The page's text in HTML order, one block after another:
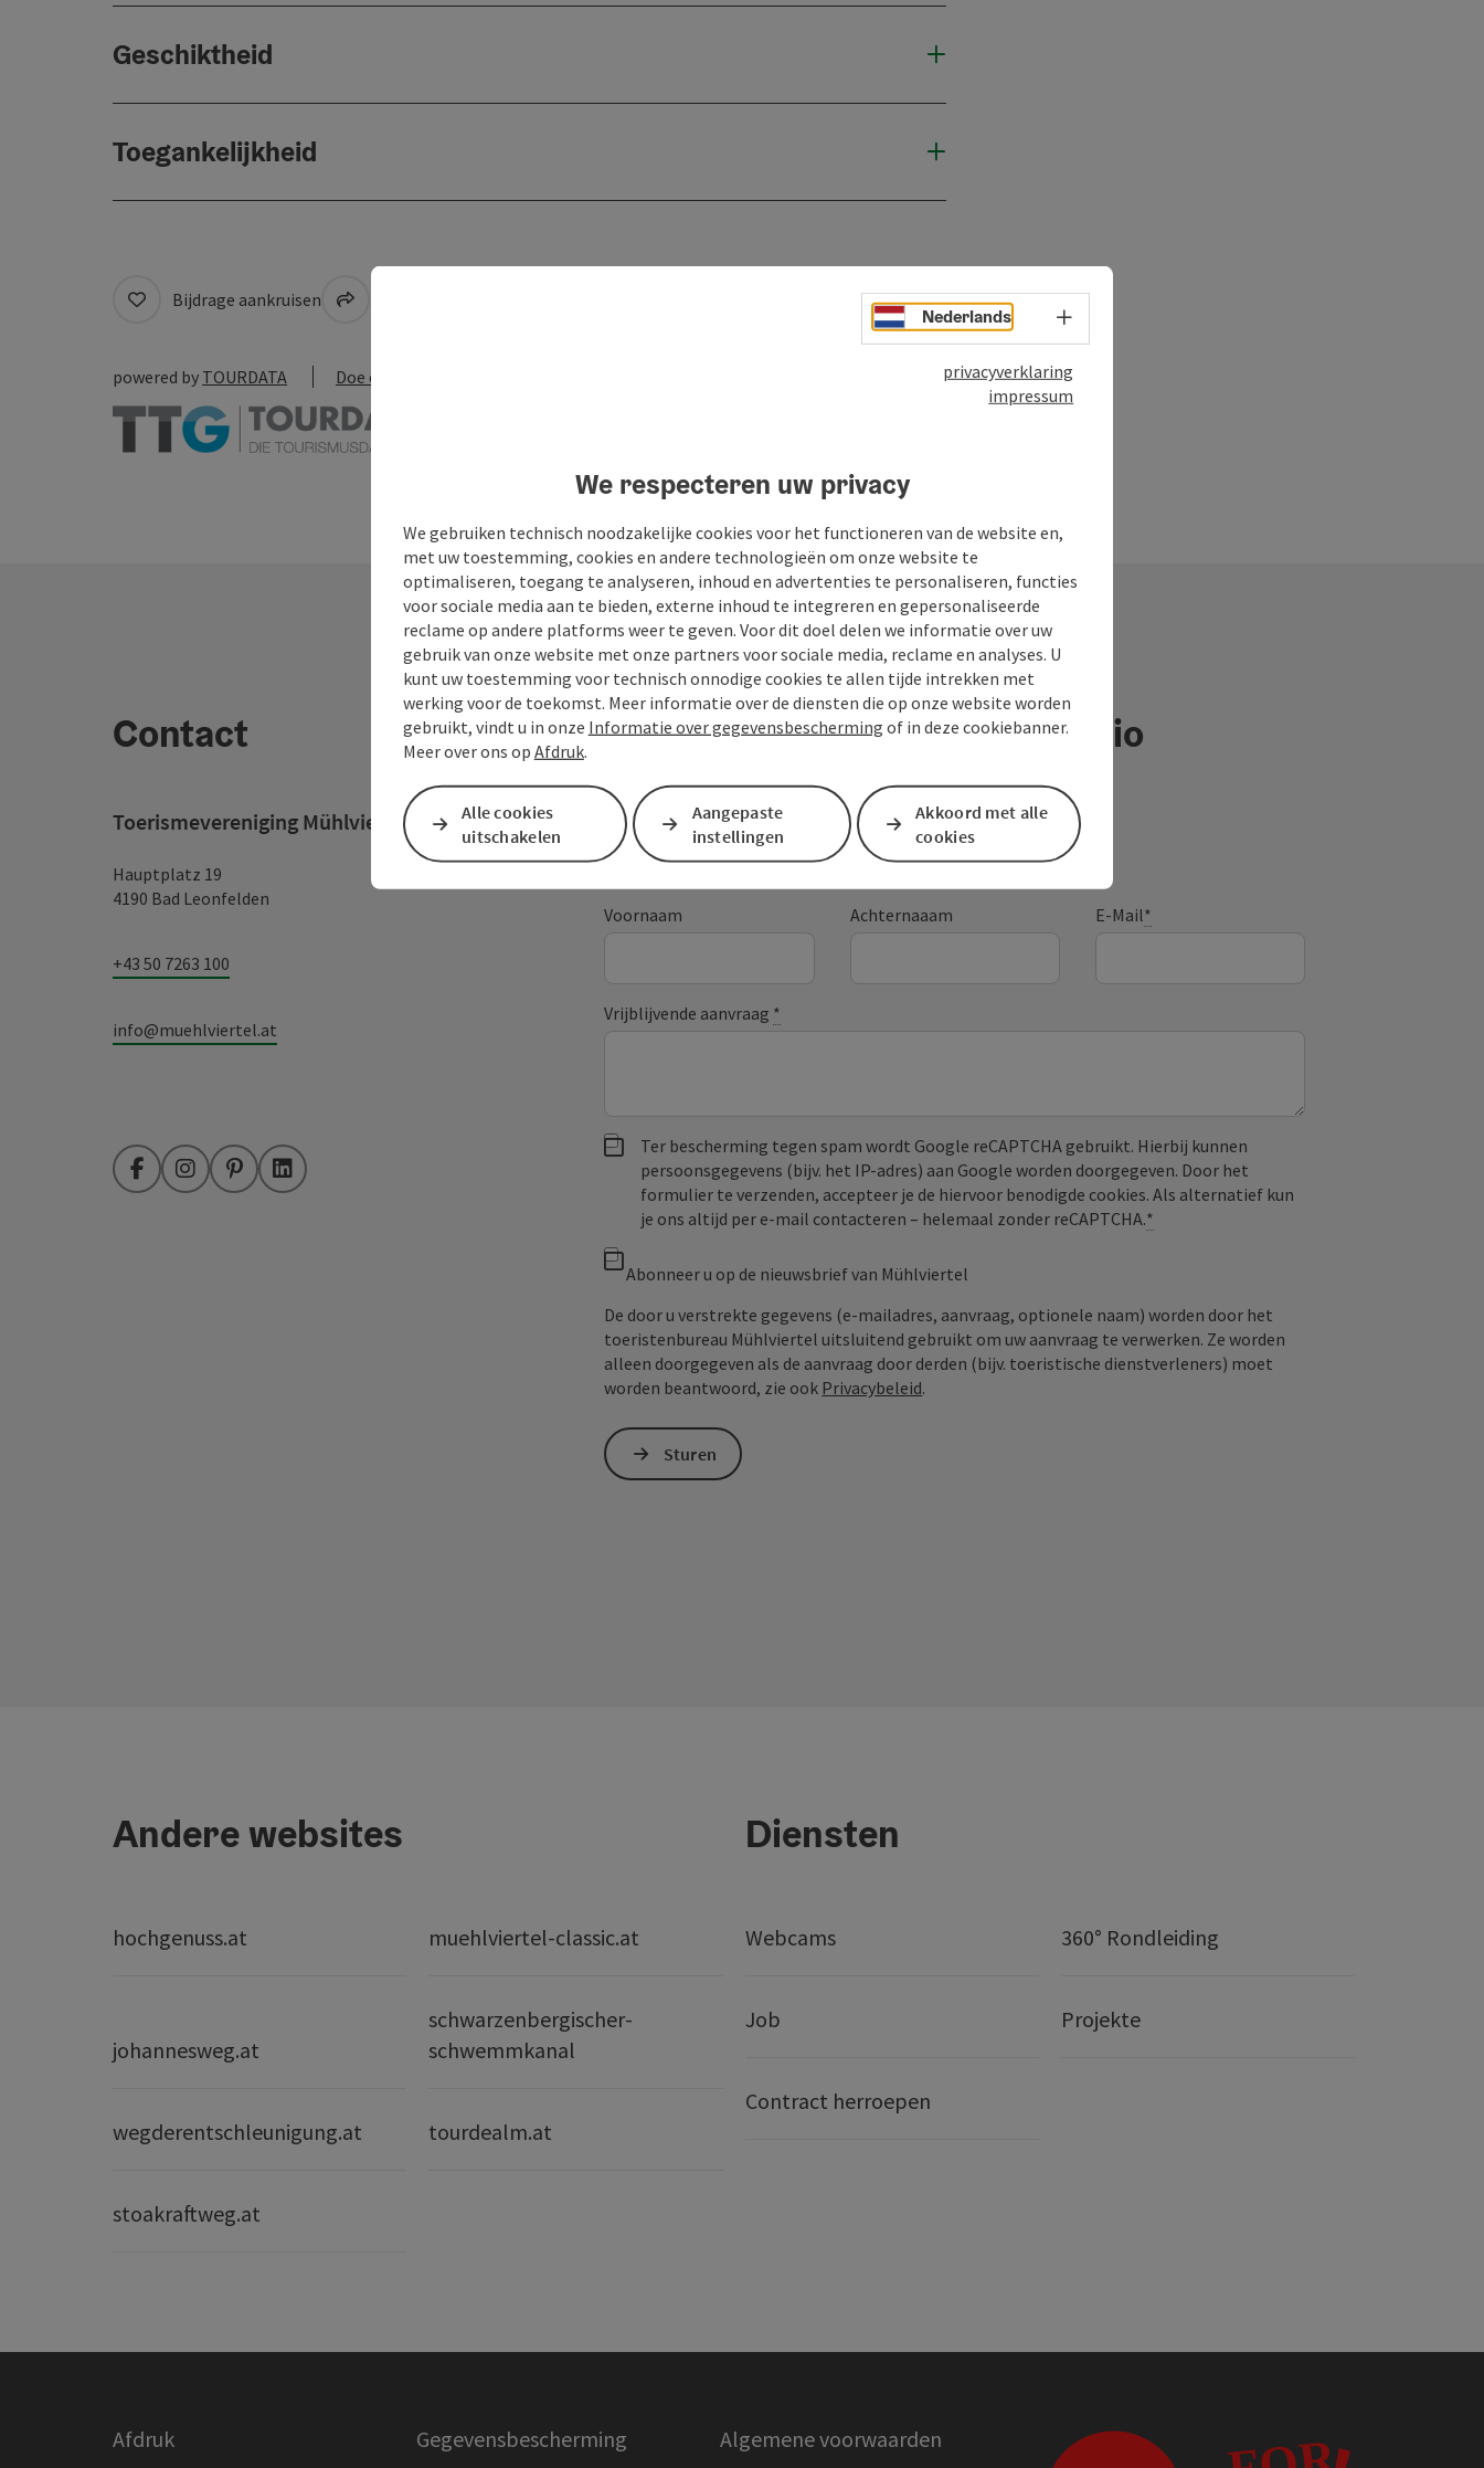
Geschiktheid
Toegankelijkheid
Bijdrage aankruisen In de buurt
powered by TOURDATA Doe een suggestie
Contact
Toerismevereniging Mühlviertel
Hauptplatz 19
4190 Bad Leonfelden
+43 50 7263 100
info@muehlviertel.at
FacebookInstagramPinterestLinkedIn
Je bericht aan de vakantieregio
Mühlviertel
Velden met*zijn verplicht
Voornaam Achternaaam E-Mail*
Vrijblijvende aanvraag *
Ter bescherming tegen spam wordt Google reCAPTCHA gebruikt. Hierbij kunnen
persoonsgegevens (bijv. het IP-adres) aan Google worden doorgegeven. Door het
formulier te verzenden, accepteer je de hiervoor benodigde cookies. Als alternatief kun
je ons altijd per e‑mail contacteren – helemaal zonder reCAPTCHA.*
Abonneer u op de nieuwsbrief van Mühlviertel
De door u verstrekte gegevens (e-mailadres, aanvraag, optionele naam) worden door het
toeristenbureau Mühlviertel uitsluitend gebruikt om uw aanvraag te verwerken. Ze worden
alleen doorgegeven als de aanvraag door derden (bijv. toeristische dienstverleners) moet
worden beantwoord, zie ook Privacybeleid.
Sturen
Andere websites
hochgenuss.at muehlviertel-classic.at
johannesweg.at
schwarzenbergischer-
schwemmkanal
wegderentschleunigung.at tourdealm.at
stoakraftweg.at
Diensten
Webcams 360° Rondleiding
Job Projekte
Contract herroepen
Afdruk Gegevensbescherming Algemene voorwaarden
Nederlands Taalkeuze - menu openen
privacyverklaring
impressum
We respecteren uw privacy
We gebruiken technisch noodzakelijke cookies voor het functioneren van de website en,
met uw toestemming, cookies en andere technologieën om onze website te
optimaliseren, toegang te analyseren, inhoud en advertenties te personaliseren, functies
voor sociale media aan te bieden, externe inhoud te integreren en gepersonaliseerde
reclame op andere platforms weer te geven. Voor dit doel delen we informatie over uw
gebruik van onze website met onze partners voor sociale media, reclame en analyses. U
kunt uw toestemming voor technisch onnodige cookies te allen tijde intrekken met
werking voor de toekomst. Meer informatie over de diensten die op onze website worden
gebruikt, vindt u in onze Informatie over gegevensbescherming of in deze cookiebanner.
Meer over ons op Afdruk.
Alle cookies
uitschakelen
Aangepaste
instellingen
Akkoord met alle
cookies